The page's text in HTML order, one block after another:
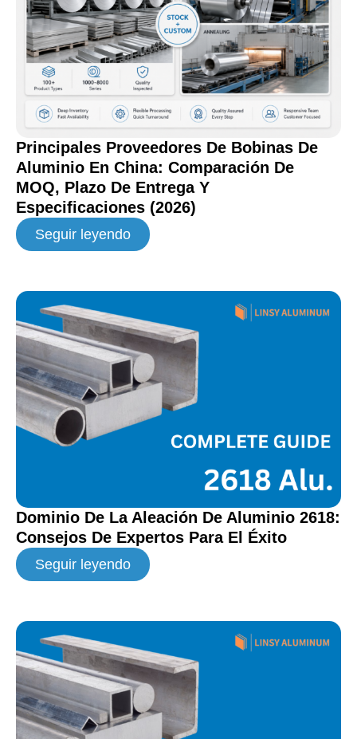
Principales Proveedores De Bobinas De
Aluminio En China: Comparación De
MOQ, Plazo De Entrega Y
Especificaciones (2026)
Seguir leyendo
Dominio De La Aleación De Aluminio 2618:
Consejos De Expertos Para El Éxito
Seguir leyendo